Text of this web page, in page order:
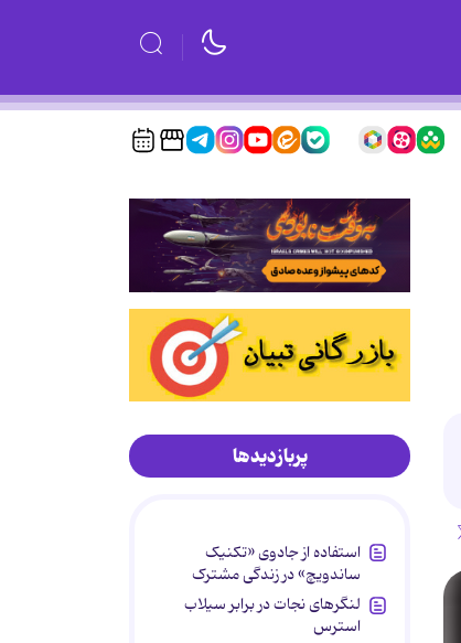
پربازدیدها
استفاده از جادوی «تکنیک
ساندویچ» در زندگی مشترک
لنگرهای نجات در برابر سیلاب
استرس